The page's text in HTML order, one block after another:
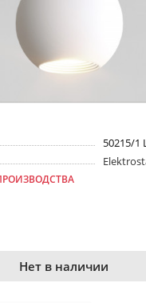
50215/1
Нет в наличии